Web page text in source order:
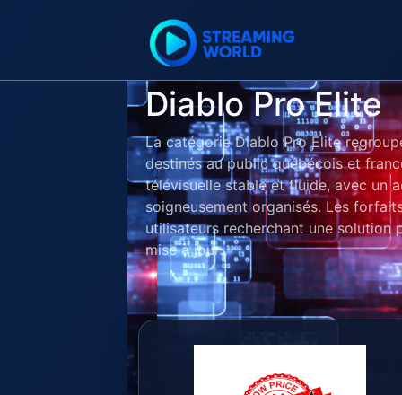
Diablo Pro Elite
La catégorie Diablo Pro Elite
destinés au public québécois et
télévisuelle stable et fluide, avec un
soigneusement organisés. Les
utilisateurs recherchant une solution
mise à jour.